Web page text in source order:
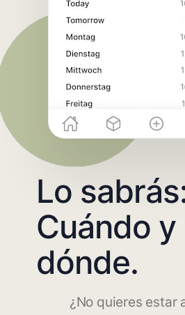
Lo
Cuándo y
dónde.
¿No quieres estar